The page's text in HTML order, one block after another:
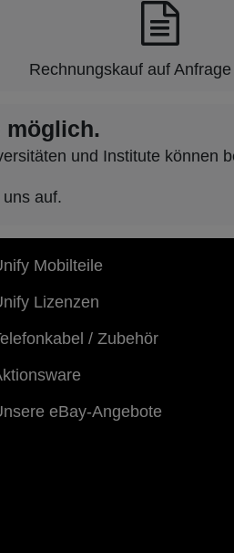
Rechnungskauf auf
möglich.
und Institute können
auf.
Mobilteile
Lizenzen
/ Zubehör
eBay-Angebote